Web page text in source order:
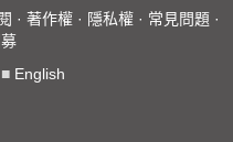
· 著作權 · 隱私權 · 常見問題 ·
English